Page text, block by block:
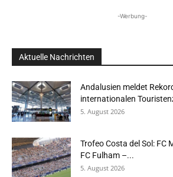
-Werbung-
Aktuelle Nachrichten
Andalusien meldet
internationalen
5. August 2026
Trofeo Costa del Sol: FC
FC Fulham –...
5. August 2026